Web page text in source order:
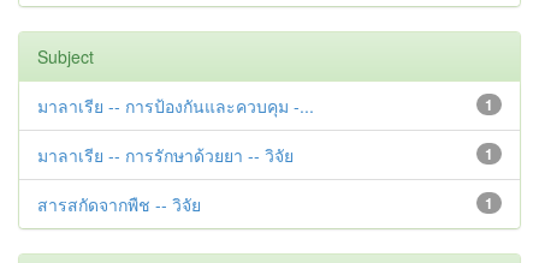
Subject
1
มาลาเรีย -- การป้องกันและควบคุม -...
1
มาลาเรีย -- การรักษาด้วยยา -- วิจัย
1
สารสกัดจากพืช -- วิจัย